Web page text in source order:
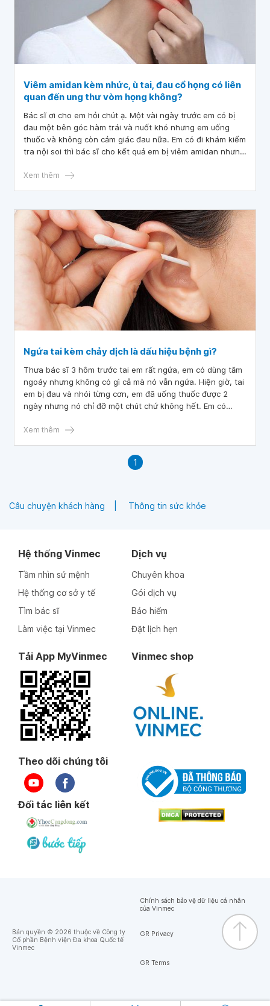
Viêm amidan kèm nhức, ù tai, đau cổ họng có liên
quan đến ung thư vòm họng không?
Bác sĩ ơi cho em hỏi chút ạ. Một vài ngày trước em có bị
đau một bên góc hàm trái và nuốt khó nhưng em uống
thuốc và không còn cảm giác đau nữa. Em có đi khám kiểm
tra nội soi thì bác sĩ cho kết quả em bị viêm amidan nhưng
nước.
Xem thêm
Ngứa tai kèm chảy dịch là dấu hiệu bệnh gì?
Thưa bác sĩ 3 hôm trước tai em rất ngứa, em có dùng tăm
ngoáy nhưng không có gì cả mà nó vẫn ngứa. Hiện giờ, tai
em bị đau và nhói từng cơn, em đã uống thuốc được 2
ngày nhưng nó chỉ đỡ một chút chứ không hết. Em có
nâu. Cho em ngứa tai kèm chảy dịch là dấu hiệu bệnh gì
Xem thêm
1
Câu chuyện khách hàng Thông tin sức khỏe
Hệ thống Vinmec
Tầm nhìn sứ mệnh
Hệ thống cơ sở y tế
Tìm bác sĩ
Làm việc tại Vinmec
Dịch vụ
Chuyên khoa
Gói dịch vụ
Bảo hiểm
Đặt lịch hẹn
Tải App MyVinmec Vinmec shop
Theo dõi chúng tôi
Đối tác liên kết
Bản quyền © 2026 thuộc về Công ty
Cổ phần Bệnh viện Đa khoa Quốc tế
Vinmec
Chính sách bảo vệ dữ liệu cá nhân
của Vinmec
GR Privacy
GR Terms